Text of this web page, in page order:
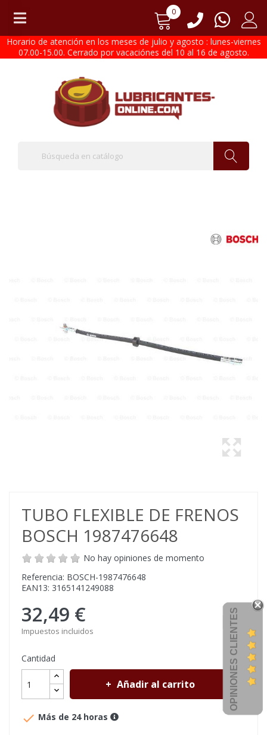
0
Horario de atención en los meses de julio y agosto : lunes-viernes
07.00-15.00. Cerrado por vacaciónes del 10 al 16 de agosto.
TUBO FLEXIBLE DE FRENOS
BOSCH 1987476648
No hay opiniones de momento
Referencia: BOSCH-1987476648
EAN13: 3165141249088
32,49 €
Impuestos incluidos
Cantidad
Añadir al carrito
 Más de 24 horas
OPINIONES CLIENTES